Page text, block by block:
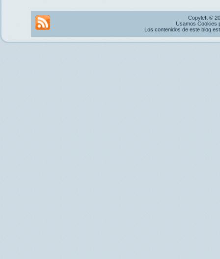
Copyleft ©
Usamos Cookies
Los contenidos de este blog